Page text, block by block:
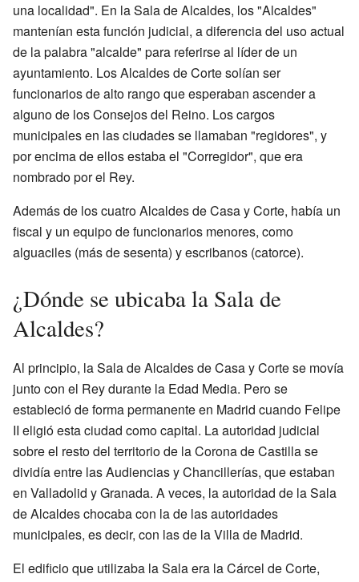
una localidad". En la Sala de Alcaldes, los "Alcaldes"
mantenían esta función judicial, a diferencia del uso actual
de la palabra "alcalde" para referirse al líder de un
ayuntamiento. Los Alcaldes de Corte solían ser
funcionarios de alto rango que esperaban ascender a
alguno de los Consejos del Reino. Los cargos
municipales en las ciudades se llamaban "regidores", y
por encima de ellos estaba el "Corregidor", que era
nombrado por el Rey.
Además de los cuatro Alcaldes de Casa y Corte, había un
fiscal y un equipo de funcionarios menores, como
alguaciles (más de sesenta) y escribanos (catorce).
¿Dónde se ubicaba la Sala de
Alcaldes?
Al principio, la Sala de Alcaldes de Casa y Corte se movía
junto con el Rey durante la Edad Media. Pero se
estableció de forma permanente en Madrid cuando Felipe
II eligió esta ciudad como capital. La autoridad judicial
sobre el resto del territorio de la Corona de Castilla se
dividía entre las Audiencias y Chancillerías, que estaban
en Valladolid y Granada. A veces, la autoridad de la Sala
de Alcaldes chocaba con la de las autoridades
municipales, es decir, con las de la Villa de Madrid.
El edificio que utilizaba la Sala era la Cárcel de Corte,